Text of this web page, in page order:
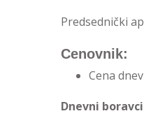
Predsednički
Cenovnik:
Cena
Dnevni boravci